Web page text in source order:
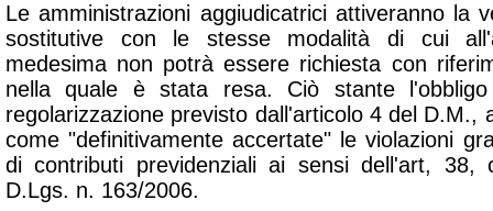
Le amministrazioni aggiudicatrici attiveranno la
sostitutive con le stesse modalità di cui
medesima non potrà essere richiesta con
nella quale è stata resa. Ciò stante
regolarizzazione previsto dall'articolo 4 del D.M.,
come "definitivamente accertate" le violazioni
di contributi previdenziali ai sensi dell'art,
D.Lgs. n. 163/2006.